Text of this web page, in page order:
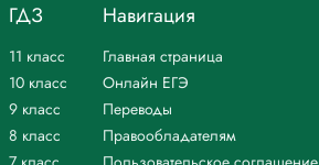
ГДЗ
11 класс
10 класс
9 класс
8 класс
Навигация
Главная страница
Онлайн ЕГЭ
Переводы
Правообладателям